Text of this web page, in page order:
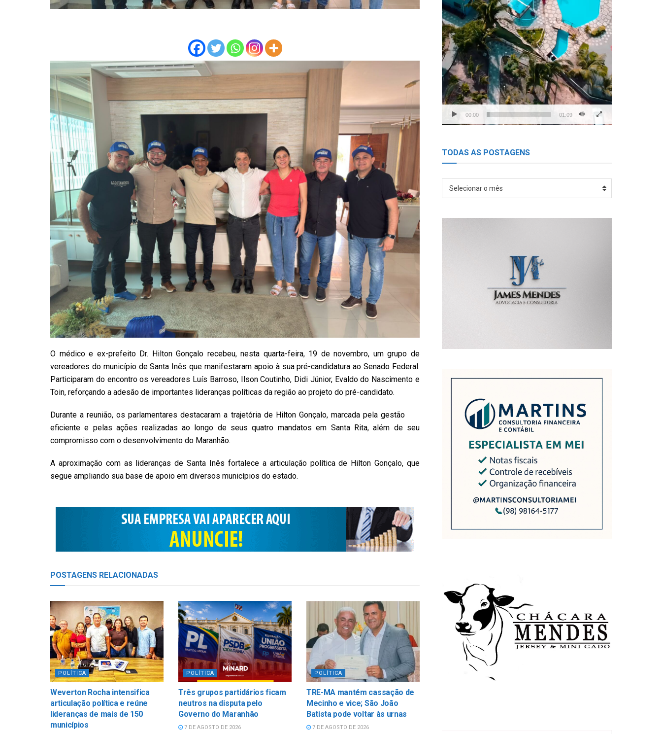
O médico e ex-prefeito Dr. Hilton Gonçalo recebeu, nesta quarta-feira, 19 de novembro, um grupo de
vereadores do município de Santa Inês que manifestaram apoio à sua pré-candidatura ao Senado Federal.
Participaram do encontro os vereadores Luís Barroso, Ilson Coutinho, Didi Júnior, Evaldo do Nascimento e
Toin, reforçando a adesão de importantes lideranças políticas da região ao projeto do pré-candidato.
Durante a reunião, os parlamentares destacaram a trajetória de Hilton Gonçalo, marcada pela gestão
eficiente e pelas ações realizadas ao longo de seus quatro mandatos em Santa Rita, além de seu
compromisso com o desenvolvimento do Maranhão.
A aproximação com as lideranças de Santa Inês fortalece a articulação política de Hilton Gonçalo, que
segue ampliando sua base de apoio em diversos municípios do estado.
POSTAGENS RELACIONADAS
POLÍTICA
Weverton Rocha intensifica
articulação política e reúne
lideranças de mais de 150
municípios
POLÍTICA
Três grupos partidários ficam
neutros na disputa pelo
Governo do Maranhão
7 DE AGOSTO DE 2026
POLÍTICA
TRE-MA mantém cassação de
Mecinho e vice; São João
Batista pode voltar às urnas
7 DE AGOSTO DE 2026
00:00 01:09
TODAS AS POSTAGENS
TODAS
Selecionar o mês